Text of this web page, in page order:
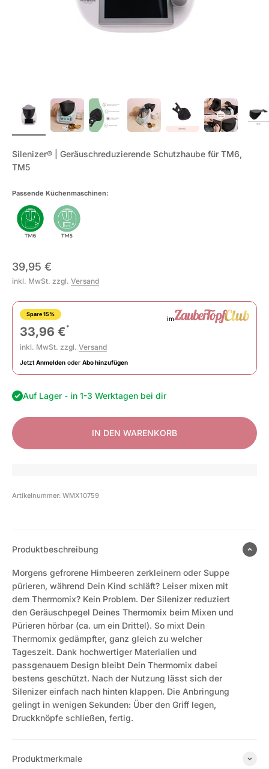
Silenizer® | Geräuschreduzierende Schutzhaube für TM6,
TM5
Passende Küchenmaschinen:
Angebot
39,95 €
inkl. MwSt. zzgl. Versand
Spare 15%
33,96 €*
inkl. MwSt. zzgl. Versand
Jetzt Anmelden oder Abo hinzufügen
im
Auf Lager - in 1-3 Werktagen bei dir
IN DEN WARENKORB
Artikelnummer: WMX10759
Produktbeschreibung
Morgens gefrorene Himbeeren zerkleinern oder Suppe
pürieren, während Dein Kind schläft? Leiser mixen mit
dem Thermomix? Kein Problem. Der Silenizer reduziert
den Geräuschpegel Deines Thermomix beim Mixen und
Pürieren hörbar (ca. um ein Drittel). So mixt Dein
Thermomix gedämpfter, ganz gleich zu welcher
Tageszeit. Dank hochwertiger Materialien und
passgenauem Design bleibt Dein Thermomix dabei
bestens geschützt. Nach der Nutzung lässt sich der
Silenizer einfach nach hinten klappen. Die Anbringung
gelingt in wenigen Sekunden: Über den Griff legen,
Druckknöpfe schließen, fertig.
Produktmerkmale